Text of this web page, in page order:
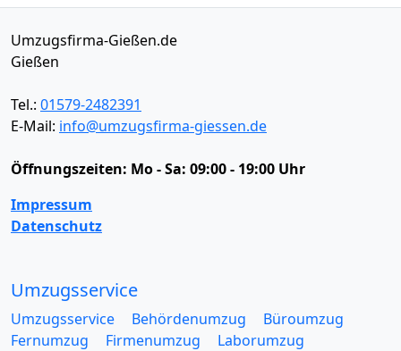
Umzugsfirma-Gießen.de
Gießen
Tel.: 01579-2482391
E-Mail: info@umzugsfirma-giessen.de
Öffnungszeiten: Mo - Sa: 09:00 - 19:00 Uhr
Impressum
Datenschutz
Umzugsservice
Umzugsservice Behördenumzug
Büroumzug
Fernumzug
Firmenumzug
Laborumzug